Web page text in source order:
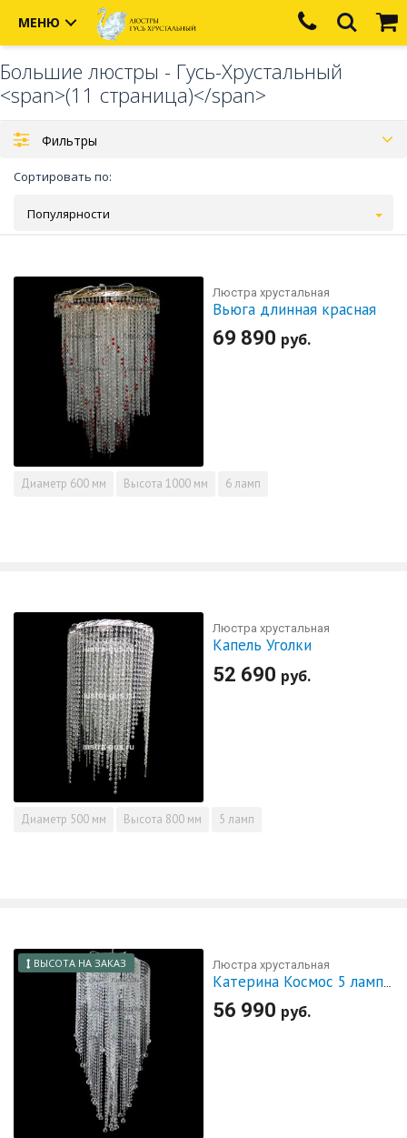
МЕНЮ
Большие люстры - Гусь-Хрустальный
<span>(11 страница)</span>
Фильтры
Сортировать по:
Популярности
Люстра хрустальная
Вьюга длинная красная
69 890 руб.
Диаметр 600 мм Высота 1000 мм 6 ламп
Люстра хрустальная
Капель Уголки
52 690 руб.
Диаметр 500 мм Высота 800 мм 5 ламп
ВЫСОТА НА ЗАКАЗ Люстра хрустальная
Катерина Космос 5 ламп шар 30 мм длинная
56 990 руб.